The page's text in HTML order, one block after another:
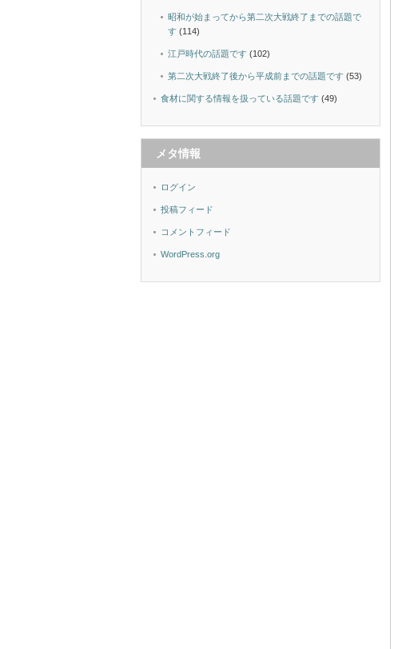
昭和が始まってから第二次大戦終了までの話題で
す (114)
江戸時代の話題です (102)
第二次大戦終了後から平成前までの話題です (53)
食材に関する情報を扱っている話題です (49)
メタ情報
ログイン
投稿フィード
コメントフィード
WordPress.org